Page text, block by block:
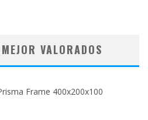
VALORADOS
Frame 400x200x100